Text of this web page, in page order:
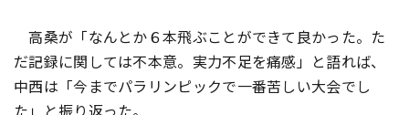
高桑が「なんとか６本飛ぶことができて良かった。た
だ記録に関しては不本意。実力不足を痛感」と語れば、
中西は「今までパラリンピックで一番苦しい大会でし
た」と振り返った。